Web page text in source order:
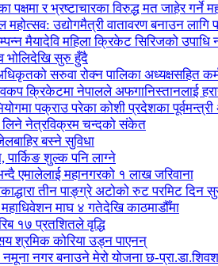
पक्षमा र भ्रष्टाचारका विरुद्ध मत जाहेर गर्ने
उद्योगमैत्री वातावरण बनाउन लागि
मैयादेवि महिला क्रिकेट सिरिजको उपाधि
भोलिदेखि सुरु हुँदै
सरुवा रोक्न पालिका अध्यक्षसहित
क्रिकेटमा नेपालले अफगानिस्तानलाई
पक्राउ परेका कोशी प्रदेशका पूर्वमन्त्री
लिने नेत्रविक्रम चन्दको संकेत
बस्ने सुविधा
शुल्क पनि लाग्ने
एमालेलाई महानगरको १ लाख जरिवाना
तीन पाङ्ग्रे अटोको रुट परमिट दिन
माघ ४ गतेदेखि काठमाडौँमा
१७ प्रतशितले वृद्धि
श्रमिक कोरिया उड्न पाएनन्
नमूना नगर बनाउने मेरो योजना छ-